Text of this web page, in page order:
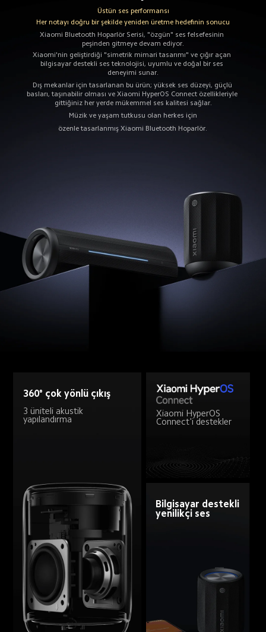
Üstün ses performansı
Her notayı doğru bir şekilde yeniden üretme hedefinin sonucu
Xiaomi Bluetooth Hoparlör Serisi, "özgün" ses felsefesinin
peşinden gitmeye devam ediyor.
Xiaomi'nin geliştirdiği "simetrik mimari tasarımı" ve çığır açan
bilgisayar destekli ses teknolojisi, uyumlu ve doğal bir ses
deneyimi sunar.
Dış mekanlar için tasarlanan bu ürün; yüksek ses düzeyi, güçlü
basları, taşınabilir olması ve Xiaomi HyperOS Connect özellikleriyle
gittiğiniz her yerde mükemmel ses kalitesi sağlar.
Müzik ve yaşam tutkusu olan herkes için
özenle tasarlanmış Xiaomi Bluetooth Hoparlör.
360° çok yönlü çıkış
3 üniteli akustik
yapılandırma
Xiaomi HyperOS
Connect'i destekler
Bilgisayar destekli
yenilikçi ses